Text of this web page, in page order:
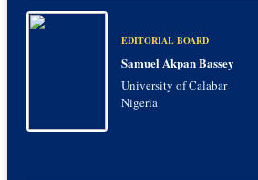
EDITORIAL BOARD
Samuel Akpan Bassey
University of Calabar
Nigeria